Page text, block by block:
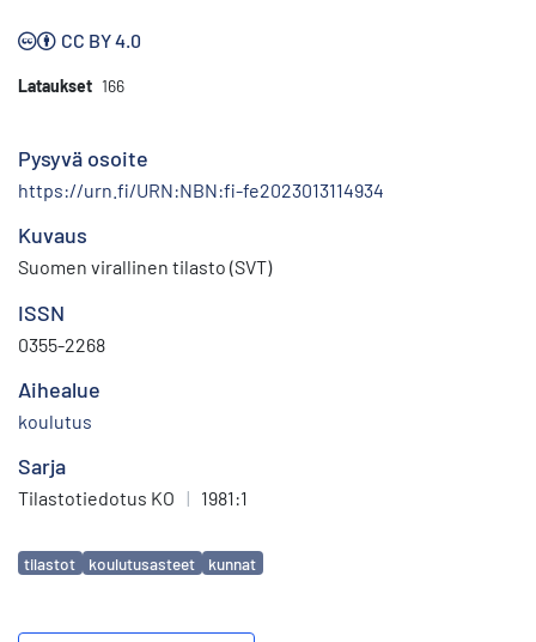
CC BY 4.0
Lataukset 166
Pysyvä osoite
https://urn.fi/URN:NBN:fi-fe2023013114934
Kuvaus
Suomen virallinen tilasto (SVT)
ISSN
0355-2268
Aihealue
koulutus
Sarja
Tilastotiedotus KO | 1981:1
Avainsanat
tilastot koulutusasteet kunnat